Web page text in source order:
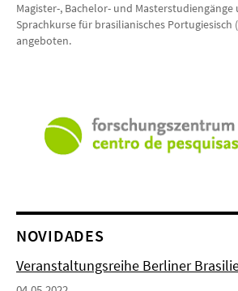
Magister-, Bachelor- und
Sprachkurse für brasilianisches Portugiesisch
angeboten.
NOVIDADES
Veranstaltungsreihe Berliner